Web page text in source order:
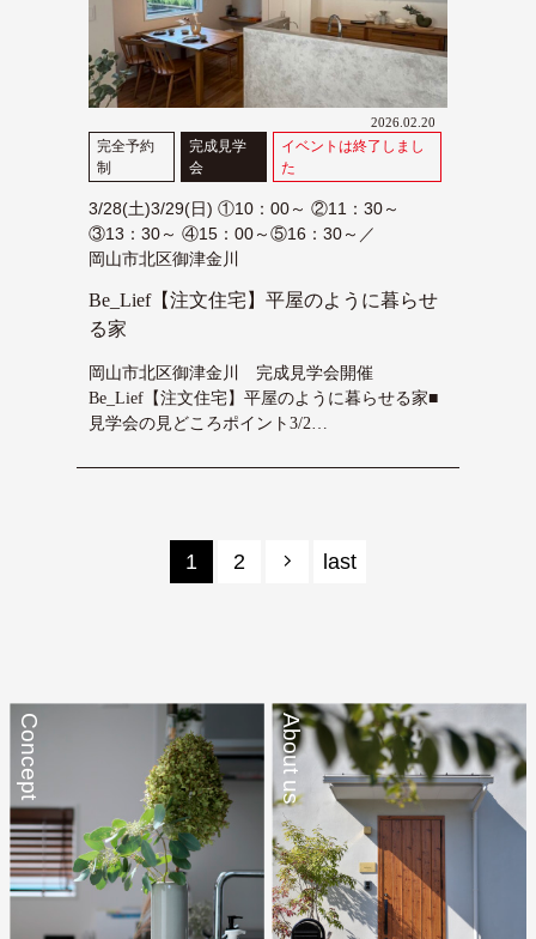
2026.02.20
完全予約
制
完成見学
会
イベントは終了しまし
た
3/28(土)3/29(日) ①10：00～ ②11：30～
③13：30～ ④15：00～⑤16：30～／
岡山市北区御津金川
Be_Lief【注文住宅】平屋のように暮らせ
る家
岡山市北区御津金川 完成見学会開催
Be_Lief【注文住宅】平屋のように暮らせる家■
見学会の見どころポイント3/2…
1 2 last
Concept About us